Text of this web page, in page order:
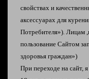
Мята
Энергетик
Клубничный
Клубника ice
свойствах и
аксессуарах для
Потребителя»). Лицам
пользование Сайтом
здоровья граждан»)
При переходе на сайт,